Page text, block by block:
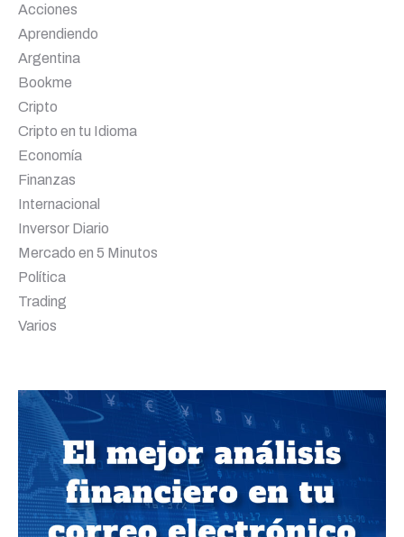
Acciones
Aprendiendo
Argentina
Bookme
Cripto
Cripto en tu Idioma
Economía
Finanzas
Internacional
Inversor Diario
Mercado en 5 Minutos
Política
Trading
Varios